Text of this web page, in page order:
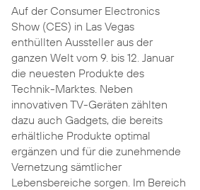
Auf der Consumer Electronics
Show (CES) in Las Vegas
enthüllten Aussteller aus der
ganzen Welt vom 9. bis 12. Januar
die neuesten Produkte des
Technik-Marktes. Neben
innovativen TV-Geräten zählten
dazu auch Gadgets, die bereits
erhältliche Produkte optimal
ergänzen und für die zunehmende
Vernetzung sämtlicher
Lebensbereiche sorgen. Im Bereich